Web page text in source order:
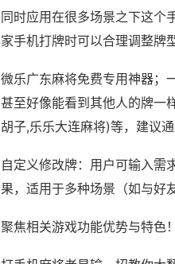
同时应用在很多场景之下这个
家手机打牌时可以合理调整牌
微乐广东麻将免费专用神器；
甚至好像能看到其他人的牌一
胡子,乐乐大连麻将)等，建议
自定义修改牌：用户可输入需
果，适用于多种场景（如与好
聚焦相关游戏功能优势与特色！